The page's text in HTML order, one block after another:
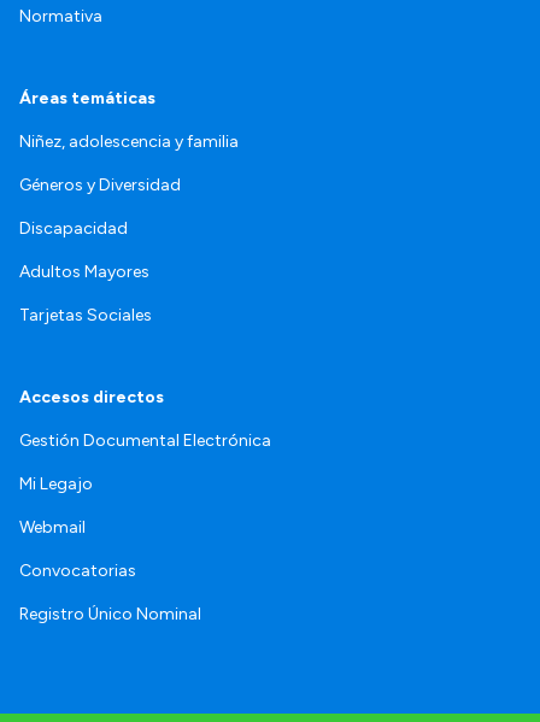
Normativa
Áreas temáticas
Niñez, adolescencia y familia
Géneros y Diversidad
Discapacidad
Adultos Mayores
Tarjetas Sociales
Accesos directos
Gestión Documental Electrónica
Mi Legajo
Webmail
Convocatorias
Registro Único Nominal